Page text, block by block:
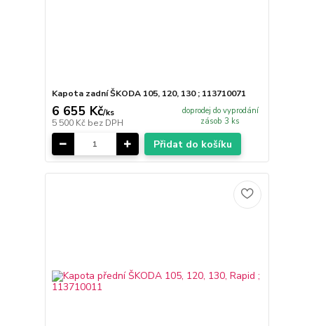
Kapota zadní ŠKODA 105, 120, 130 ; 113710071
6 655 Kč/ks
5 500 Kč bez DPH
doprodej do vyprodání
zásob 3 ks
Přidat do košíku